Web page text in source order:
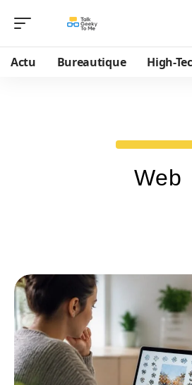
Actu Bureautique High-
Web